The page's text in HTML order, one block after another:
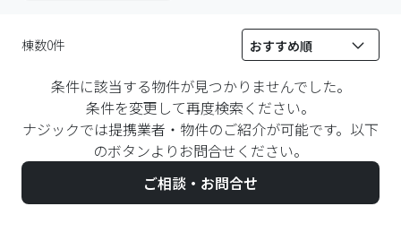
棟数0件
条件に該当する物件が見つかりませんでした。
条件を変更して再度検索ください。
ナジックでは提携業者・物件のご紹介が可能です。以下
のボタンよりお問合せください。
ご相談・お問合せ